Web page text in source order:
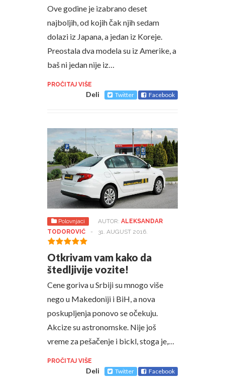
Ove godine je izabrano deset
najboljih, od kojih čak njih sedam
dolazi iz Japana, a jedan iz Koreje.
Preostala dva modela su iz Amerike, a
baš ni jedan nije iz…
PROČITAJ VIŠE
Deli Twitter Facebook
Polovnjaci AUTOR: ALEKSANDAR
TODOROVIĆ
- 31. AUGUST 2016.
Otkrivam vam kako da
štedljivije vozite!
Cene goriva u Srbiji su mnogo više
nego u Makedoniji i BiH, a nova
poskupljenja ponovo se očekuju.
Akcize su astronomske. Nije još
vreme za pešačenje i bickl, stoga je,…
PROČITAJ VIŠE
Deli Twitter Facebook